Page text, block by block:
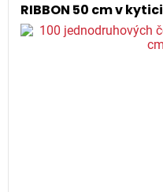
RIBBON 50 cm v kytici